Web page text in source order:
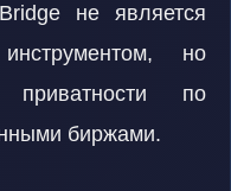
не является
но
приватности по
биржами.